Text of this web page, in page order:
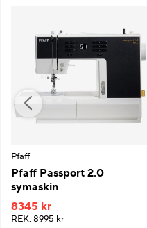
Pfaff
Pfaff Passport 2.0
symaskin
8345 kr
REK. 8995 kr